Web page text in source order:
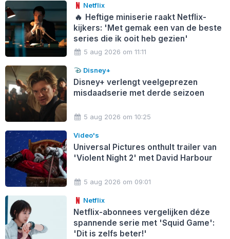
Netflix
🔥 Heftige miniserie raakt Netflix-
kijkers: 'Met gemak een van de beste
series die ik ooit heb gezien'
5 aug 2026 om 11:11
Disney+
Disney+ verlengt veelgeprezen
misdaadserie met derde seizoen
5 aug 2026 om 10:25
Video's
Universal Pictures onthult trailer van
'Violent Night 2' met David Harbour
5 aug 2026 om 09:01
Netflix
Netflix-abonnees vergelijken déze
spannende serie met 'Squid Game':
'Dit is zelfs beter!'